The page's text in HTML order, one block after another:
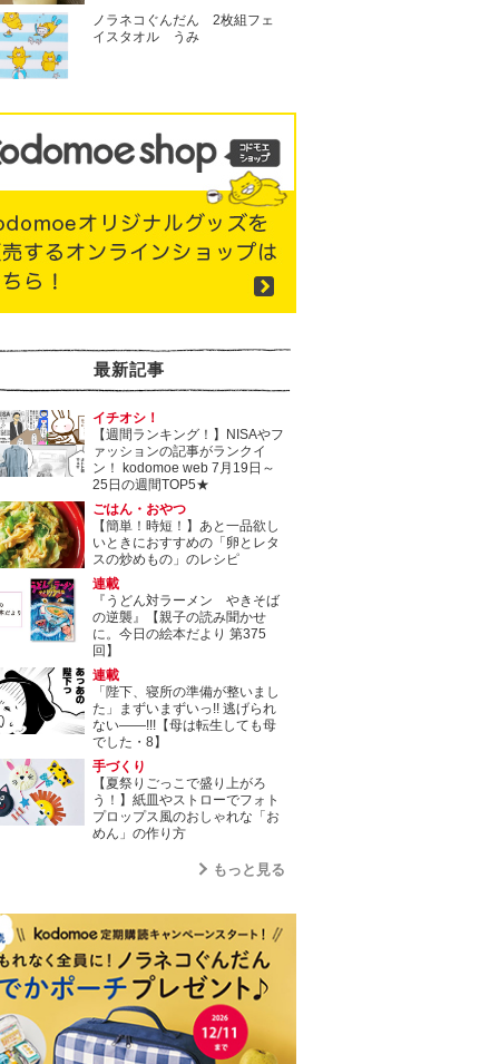
ノラネコぐんだん 2枚組フェ
イスタオル うみ
最新記事
イチオシ！
【週間ランキング！】NISAやフ
ァッションの記事がランクイ
ン！ kodomoe web 7月19日～
25日の週間TOP5★
ごはん・おやつ
【簡単！時短！】あと一品欲し
いときにおすすめの「卵とレタ
スの炒めもの」のレシピ
連載
『うどん対ラーメン やきそば
の逆襲』【親子の読み聞かせ
に。今日の絵本だより 第375
回】
連載
「陛下、寝所の準備が整いまし
た」まずいまずいっ!! 逃げられ
ない――!!!【母は転生しても母
でした・8】
手づくり
【夏祭りごっこで盛り上がろ
う！】紙皿やストローでフォト
プロップス風のおしゃれな「お
めん」の作り方
もっと見る